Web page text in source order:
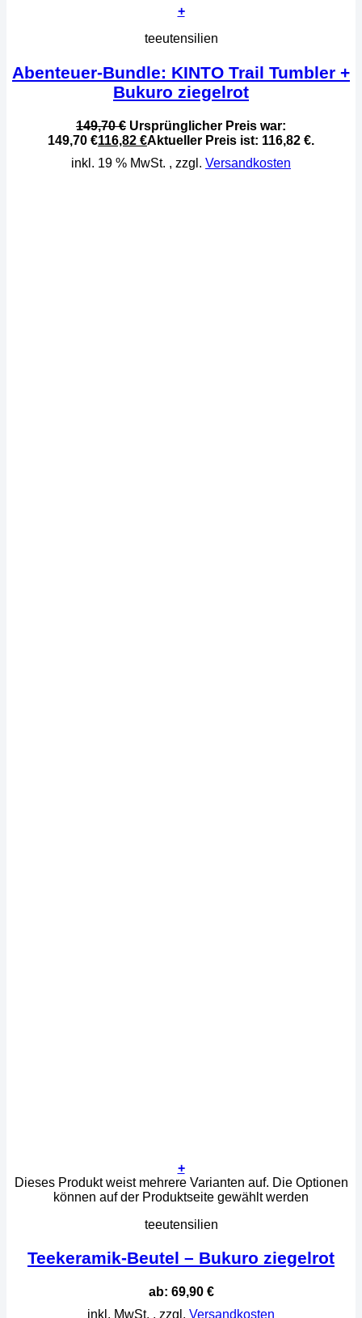
+
teeutensilien
Abenteuer-Bundle: KINTO Trail Tumbler +
Bukuro ziegelrot
149,70€ Ursprünglicher Preis war:
149,70 €116,82 €Aktueller Preis ist: 116,82 €.
inkl. 19 % MwSt. , zzgl. Versandkosten
+
Dieses Produkt weist mehrere Varianten auf. Die Optionen
können auf der Produktseite gewählt werden
teeutensilien
Teekeramik-Beutel – Bukuro ziegelrot
ab: 69,90 €
inkl. MwSt. , zzgl. Versandkosten